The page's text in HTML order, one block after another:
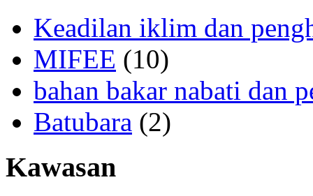
Keadilan iklim dan
MIFEE (10)
bahan bakar nabati dan
Batubara (2)
Kawasan